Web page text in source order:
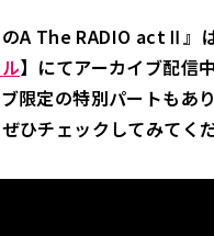
のA The RADIO actⅡ』
】にてアーカイブ配信
限定の特別パートもあ
ひチェックしてみてく